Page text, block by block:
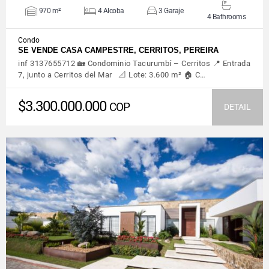
970 m² 4 Alcoba 3 Garaje
4 Bathrooms
Condo
SE VENDE CASA CAMPESTRE, CERRITOS, PEREIRA
inf 3137655712 🏡 Condominio Tacurumbí – Cerritos 📍 Entrada
7, junto a Cerritos del Mar 📐 Lote: 3.600 m² 🏠 C…
$3.300.000.000 COP DETAIL
VIEW DETAILS